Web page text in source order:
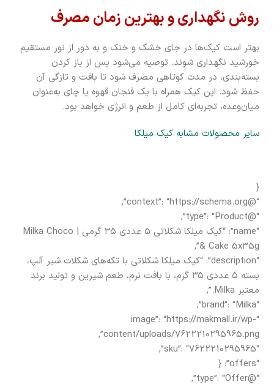
روش نگهداری و بهترین زمان مصرف
بهتر است کیک‌ها در جای خشک و خنک و به دور از نور مستقیم
خورشید نگهداری شوند. توصیه می‌شود پس از باز کردن
بسته‌بندی، در مدت کوتاهی مصرف شود تا بافت و تازگی آن
حفظ شود. این کیک همراه با یک فنجان قهوه یا چای به‌عنوان
میان‌وعده، تجربه‌ای کامل از طعم و انرژی خواهد بود.
سایر محصولات مشابه کیک میلکا
{
“@context”: “https://schema.org”,
“@type”: “Product”,
“name”: “کیک میلکا شکلاتی ۵ عددی ۳۵ گرمی | Milka Choco
& Cake 5x35g”,
“description”: “کیک میلکا شکلاتی با تکه‌های شکلات شیر آلپ،
بسته ۵ عددی ۳۵ گرم، با بافت نرم، طعم شیرین و تولید برند
معتبر Milka.”,
“brand”: “Milka”,
“image”: “https://makmall.ir/wp-
content/uploads/7622210295965.png”,
“sku”: “7622210295965”,
“offers”: {
“@type”: “Offer”,